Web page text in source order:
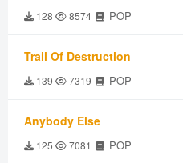
128 8574 POP
Trail Of Destruction
139 7319 POP
Anybody Else
125 7081 POP